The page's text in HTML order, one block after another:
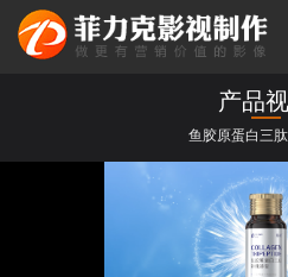
产品
鱼胶原蛋白三
全部 TVC拍摄
二维/三维动画 房地产类